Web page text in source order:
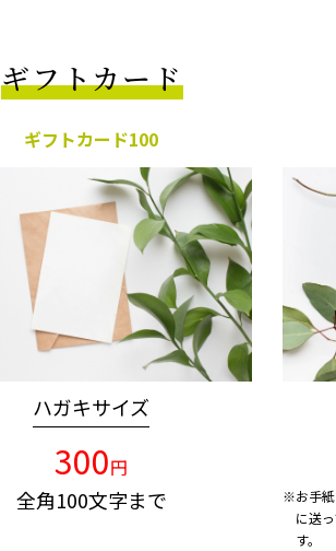
ギフトカード
ギフトカード100
ハガキサイズ
300円
全角100文字まで
※お手紙
に送
す。